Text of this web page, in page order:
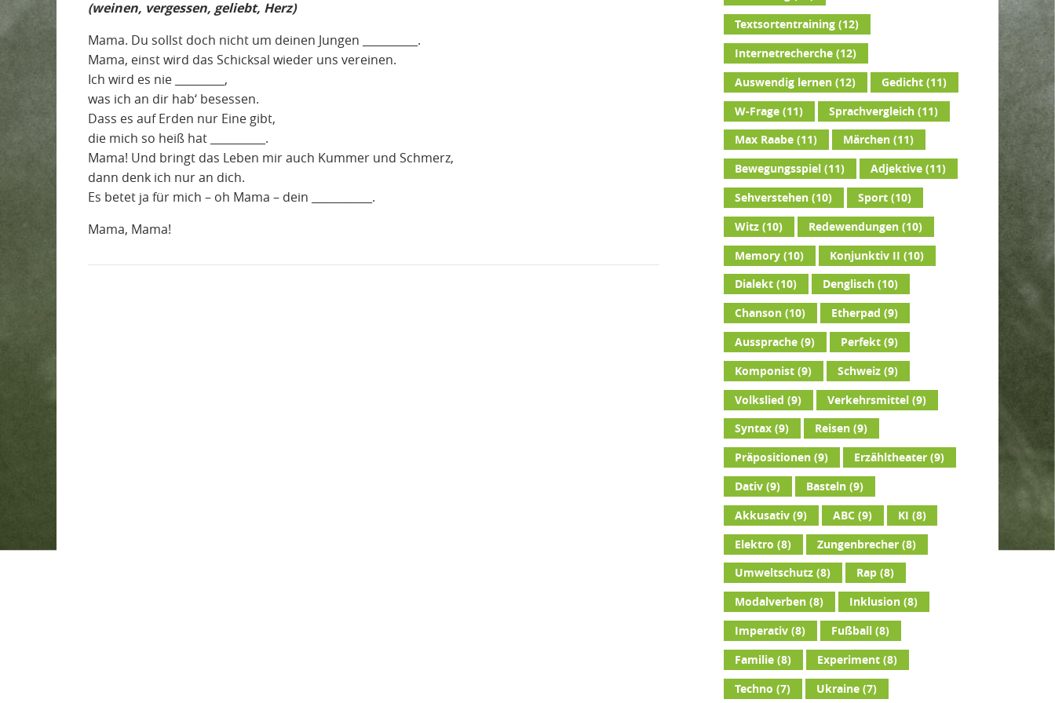
(weinen, vergessen, geliebt, Herz)
Mama. Du sollst doch nicht um deinen Jungen __________.
Mama, einst wird das Schicksal wieder uns vereinen.
Ich wird es nie _________,
was ich an dir hab‘ besessen.
Dass es auf Erden nur Eine gibt,
die mich so heiß hat __________.
Mama! Und bringt das Leben mir auch Kummer und Schmerz,
dann denk ich nur an dich.
Es betet ja für mich – oh Mama – dein ___________.
Mama, Mama!
Textsortentraining (12)
Internetrecherche (12)
Auswendig lernen (12) Gedicht (11)
W-Frage (11) Sprachvergleich (11)
Max Raabe (11) Märchen (11)
Bewegungsspiel (11) Adjektive (11)
Sehverstehen (10) Sport (10)
Witz (10) Redewendungen (10)
Memory (10) Konjunktiv II (10)
Dialekt (10) Denglisch (10)
Chanson (10) Etherpad (9)
Aussprache (9) Perfekt (9)
Komponist (9) Schweiz (9)
Volkslied (9) Verkehrsmittel (9)
Syntax (9) Reisen (9)
Präpositionen (9) Erzähltheater (9)
Dativ (9) Basteln (9)
Akkusativ (9) ABC (9) KI (8)
Elektro (8) Zungenbrecher (8)
Umweltschutz (8) Rap (8)
Modalverben (8) Inklusion (8)
Imperativ (8) Fußball (8)
Familie (8) Experiment (8)
Techno (7) Ukraine (7)